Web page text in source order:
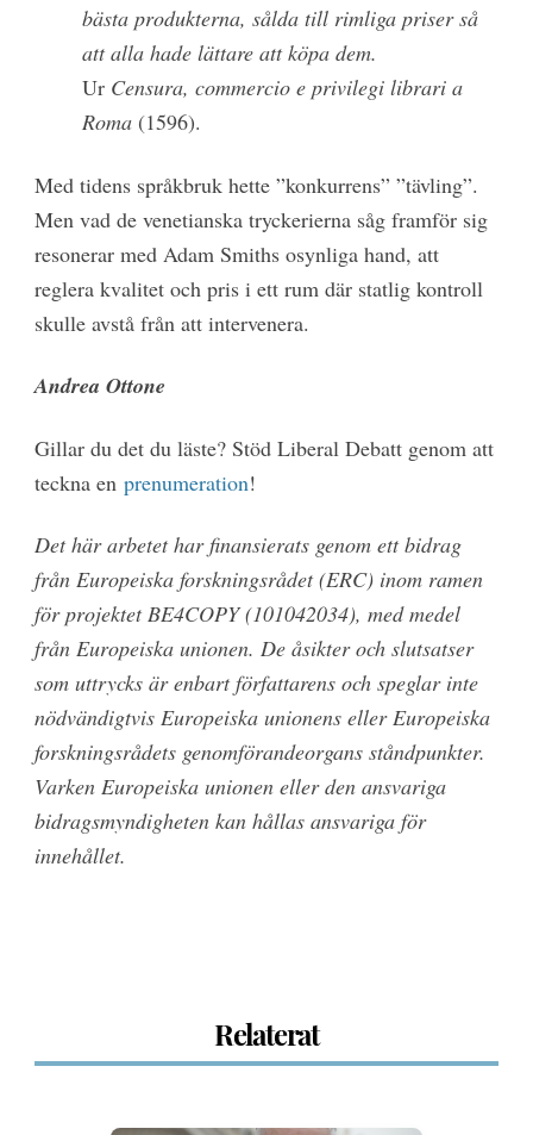
bästa produkterna, sålda till rimliga priser så
att alla hade lättare att köpa dem.
Ur Censura, commercio e privilegi librari a
Roma(1596).
Med tidens språkbruk hette ”konkurrens” ”tävling”.
Men vad de venetianska tryckerierna såg framför sig
resonerar med Adam Smiths osynliga hand, att
reglera kvalitet och pris i ett rum där statlig kontroll
skulle avstå från att intervenera.
Andrea Ottone
Gillar du det du läste? Stöd Liberal Debatt genom att
teckna en prenumeration!
Det här arbetet har finansierats genom ett bidrag
från Europeiska forskningsrådet (ERC) inom ramen
för projektet BE4COPY (101042034), med medel
från Europeiska unionen. De åsikter och slutsatser
som uttrycks är enbart författarens och speglar inte
nödvändigtvis Europeiska unionens eller Europeiska
forskningsrådets genomförandeorgans ståndpunkter.
Varken Europeiska unionen eller den ansvariga
bidragsmyndigheten kan hållas ansvariga för
innehållet.
Relaterat